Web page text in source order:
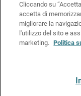
Politica sui cookie
Informativa sulla
Kit Media & Brand
Cliccando su
accetta di
migliorare la
l'utilizzo del sito e
marketing. Politica